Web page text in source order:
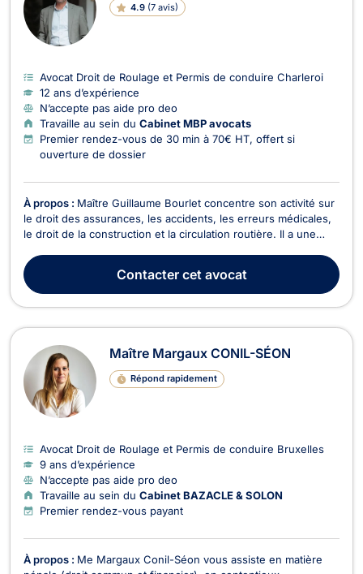
4.9 (7 avis)
Avocat Droit de Roulage et Permis de conduire Charleroi
12 ans d’expérience
N’accepte pas aide pro deo
Travaille au sein du Cabinet MBP avocats
Premier rendez-vous de 30 min à 70€ HT, offert si
ouverture de dossier
À propos : Maître Guillaume Bourlet concentre son activité sur
le droit des assurances, les accidents, les erreurs médicales,
le droit de la construction et la circulation routière. Il a une
incendie. Il conçoit le métier d’avocat comme une mission de
défense et de conseil str...
Contactercet avocat
Maître Margaux CONIL-SÉON
Répond rapidement
Avocat Droit de Roulage et Permis de conduire Bruxelles
9 ans d’expérience
N’accepte pas aide pro deo
Travaille au sein du Cabinet BAZACLE & SOLON
Premier rendez-vous payant
À propos : Me Margaux Conil-Séon vous assiste en matière